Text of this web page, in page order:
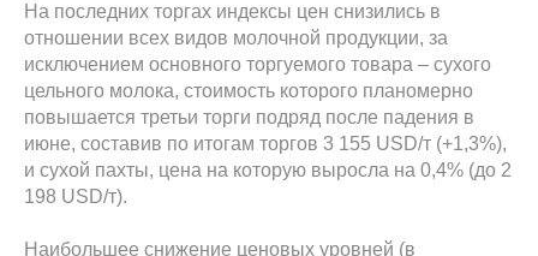
На последних торгах индексы цен снизились в
отношении всех видов молочной продукции, за
исключением основного торгуемого товара – сухого
цельного молока, стоимость которого планомерно
повышается третьи торги подряд после падения в
июне, составив по итогам торгов 3 155 USD/т (+1,3%),
и сухой пахты, цена на которую выросла на 0,4% (до 2
198 USD/т).
Наибольшее снижение ценовых уровней (в